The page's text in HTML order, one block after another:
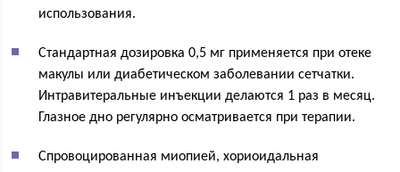
использования.
Стандартная дозировка 0,5 мг применяется при отеке
макулы или диабетическом заболевании сетчатки.
Интравитеральные инъекции делаются 1 раз в месяц.
Глазное дно регулярно осматривается при терапии.
Спровоцированная миопией, хориоидальная